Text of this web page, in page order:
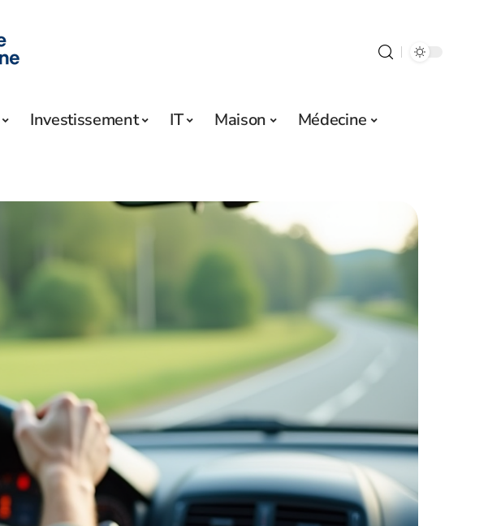
Investissement IT Maison
Médecine